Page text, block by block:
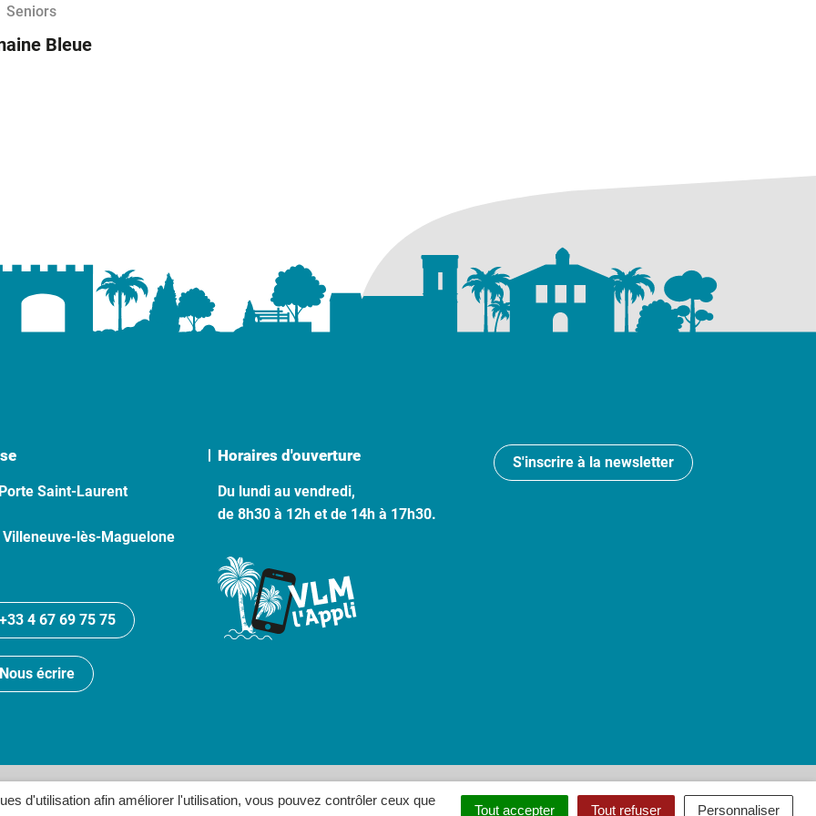
d'utilisation afin améliorer l'utilisation, vous pouvez contrôler ceux que
Tout accepter Tout refuser Personnaliser
Seniors
Bleue
Saint-Laurent
lès-Maguelone
+33 4 67 69 75 75
Nous écrire
Horaires d'ouverture
Du lundi au vendredi,
de 8h30 à 12h et de 14h à 17h30.
S'inscrire à la newsletter